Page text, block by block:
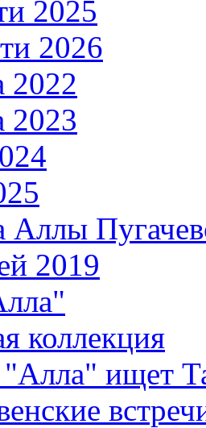
2025
2026
2022
2023
Аллы
2019
коллекция
ищет